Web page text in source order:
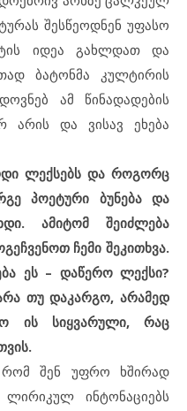
შესწეოდნენ უფასო
იდეა გახლდათ და
ბატონმა კულტირის
ამ წინადადების
არის და ვისავ ეხება
ლექსებს და როგორც
პოეტური ბუნება და
ამიტომ შეიძლება
ჩემი შეკითხვა.
ეს – დაწერო ლექსი?
თუ დაკარგო, არამედ
ის სიყვარული, რაც
შენ უფრო ხშირად
ინტონაციებს